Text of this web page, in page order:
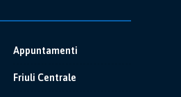
Appuntamenti
Friuli Centrale